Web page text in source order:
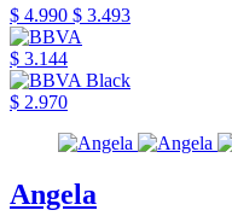
$ 4.990 $ 3.493
$ 3.144
$ 2.970
Angela